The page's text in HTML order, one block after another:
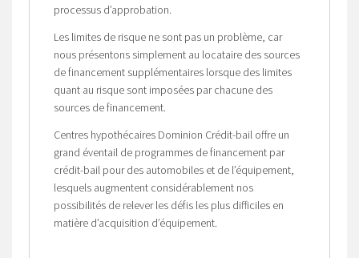
processus d’approbation.
Les limites de risque ne sont pas un problème, car
nous présentons simplement au locataire des sources
de financement supplémentaires lorsque des limites
quant au risque sont imposées par chacune des
sources de financement.
Centres hypothécaires Dominion Crédit-bail offre un
grand éventail de programmes de financement par
crédit-bail pour des automobiles et de l’équipement,
lesquels augmentent considérablement nos
possibilités de relever les défis les plus difficiles en
matière d’acquisition d’équipement.